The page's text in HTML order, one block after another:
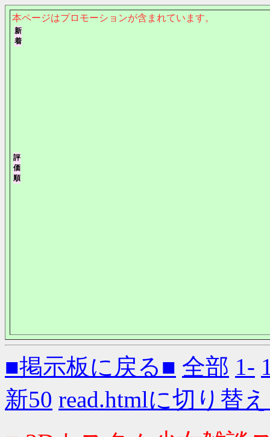
本ページはプロモーションが含まれています。
■掲示板に戻る■ 全部 1-
新50 read.htmlに切り替